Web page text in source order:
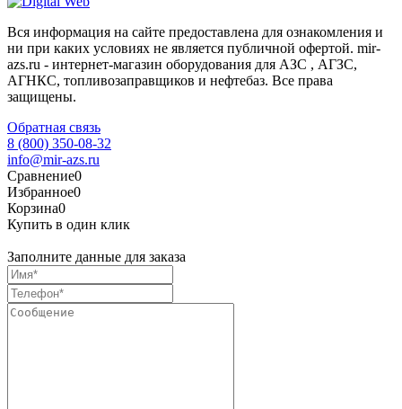
Вся информация на сайте предоставлена для ознакомления и
ни при каких условиях не является публичной офертой. mir-
azs.ru - интернет-магазин оборудования для АЗС , АГЗС,
АГНКС, топливозаправщиков и нефтебаз. Все права
защищены.
Обратная связь
8 (800) 350-08-32
info@mir-azs.ru
Сравнение0
Избранное0
Корзина0
Купить в один клик
Заполните данные для заказа